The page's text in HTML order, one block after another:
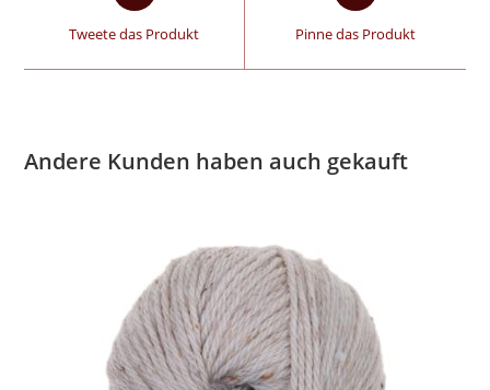
Tweete das Produkt Pinne das Produkt
Andere Kunden haben auch gekauft